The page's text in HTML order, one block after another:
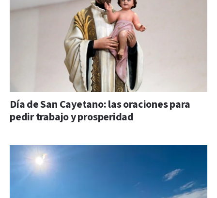
Día de San Cayetano: las oraciones para
pedir trabajo y prosperidad